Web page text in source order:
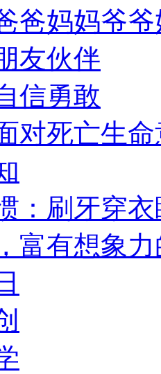
爸妈妈爷
友伙伴
信勇敢
对死亡生
：刷牙穿
富有想象力